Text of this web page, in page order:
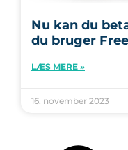
Nu kan du
du bruger
LÆS MERE »
16. november 2023